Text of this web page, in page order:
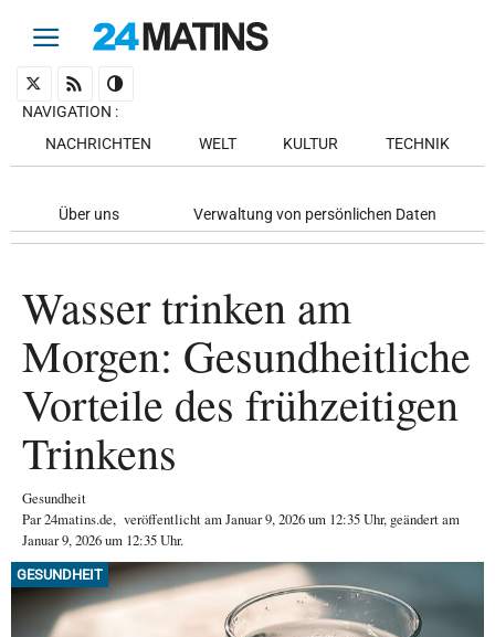
NAVIGATION :
NACHRICHTEN
WELT KULTUR TECHNIK
Über uns Verwaltung von persönlichen Daten
Wasser trinken am
Morgen: Gesundheitliche
Vorteile des frühzeitigen
Trinkens
Gesundheit
Par24matins.de, veröffentlicht amJanuar 9, 2026um 12:35 Uhr, geändert am
Januar 9, 2026 um 12:35 Uhr.
GESUNDHEIT